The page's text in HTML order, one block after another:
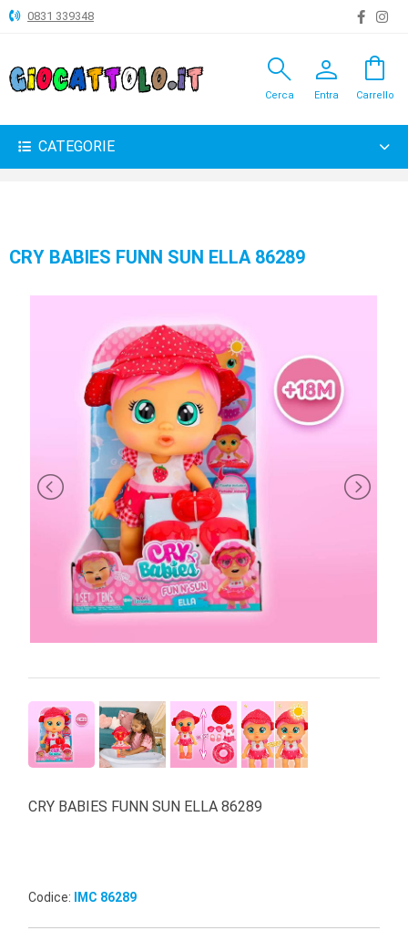
ANIMALI
BAMBOLE
PUZZLE
VALIGERIA-
BORSETTE
0831 339348
search
Cerca
person
Entra
shopping_bag
Carrello
CATEGORIE
CRY BABIES FUNN SUN ELLA 86289
CRY BABIES FUNN SUN ELLA 86289
Codice: IMC 86289